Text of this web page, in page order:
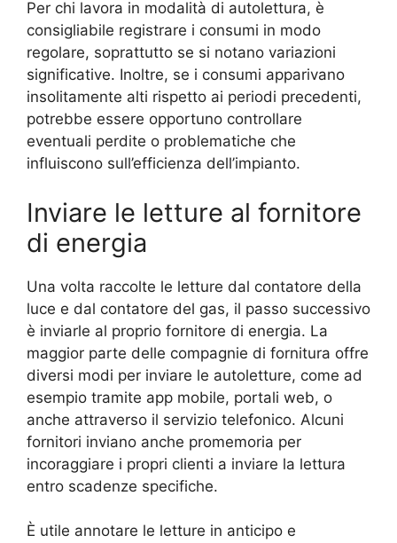
Per chi lavora in modalità di autolettura, è
consigliabile registrare i consumi in modo
regolare, soprattutto se si notano variazioni
significative. Inoltre, se i consumi apparivano
insolitamente alti rispetto ai periodi precedenti,
potrebbe essere opportuno controllare
eventuali perdite o problematiche che
influiscono sull’efficienza dell’impianto.
Inviare le letture al fornitore
di energia
Una volta raccolte le letture dal contatore della
luce e dal contatore del gas, il passo successivo
è inviarle al proprio fornitore di energia. La
maggior parte delle compagnie di fornitura offre
diversi modi per inviare le autoletture, come ad
esempio tramite app mobile, portali web, o
anche attraverso il servizio telefonico. Alcuni
fornitori inviano anche promemoria per
incoraggiare i propri clienti a inviare la lettura
entro scadenze specifiche.
È utile annotare le letture in anticipo e